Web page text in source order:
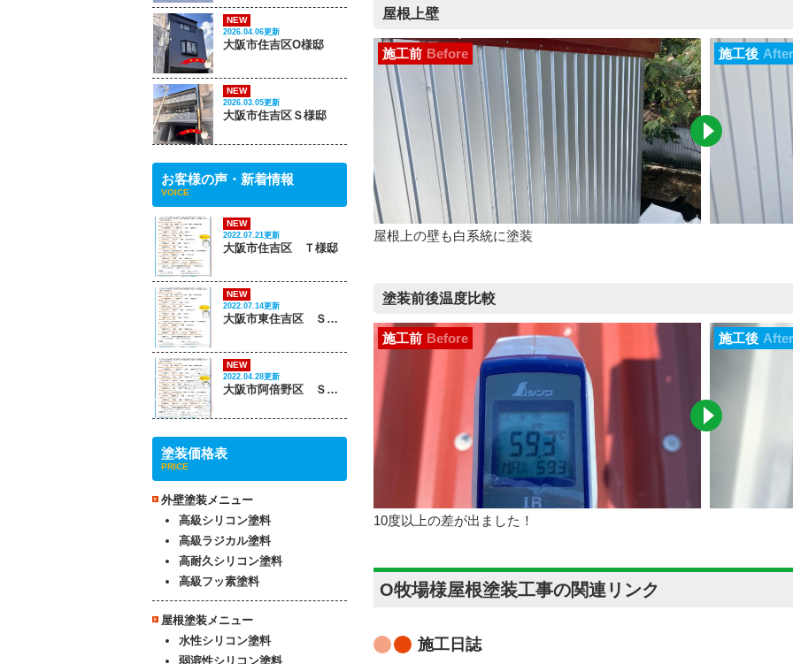
屋根上壁
施工前 Before 施工後 After
屋根上の壁も白系統に塗装
塗装前後温度比較
施工前 Before 施工後 After
10度以上の差が出ました！
O牧場様屋根塗装工事の関連リンク
施工日誌
NEW
2026.04.06更新
大阪市住吉区O様邸
NEW
2026.03.05更新
大阪市住吉区Ｓ様邸
お客様の声・新着情報
VOICE
NEW
2022.07.21更新
大阪市住吉区 Ｔ様邸
NEW
2022.07.14更新
大阪市東住吉区 Ｓ様邸
NEW
2022.04.28更新
大阪市阿倍野区 Ｓ様邸
塗装価格表
PRICE
外壁塗装メニュー
高級シリコン塗料
高級ラジカル塗料
高耐久シリコン塗料
高級フッ素塗料
屋根塗装メニュー
水性シリコン塗料
弱溶性シリコン塗料